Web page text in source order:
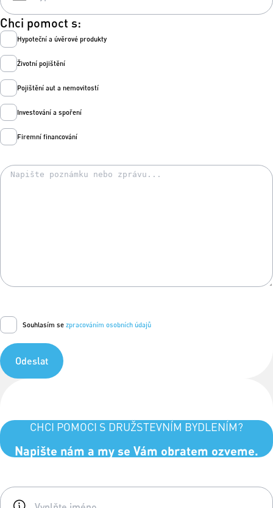
Chci pomoct s:
Hypoteční a úvěrové produkty
Životní pojištění
Pojištění aut a nemovitostí
Investování a spoření
Firemní financování
Souhlasím se zpracováním osobních údajů
Odeslat
CHCI POMOCI S DRUŽSTEVNÍM BYDLENÍM?
Napište nám a my se Vám obratem ozveme.